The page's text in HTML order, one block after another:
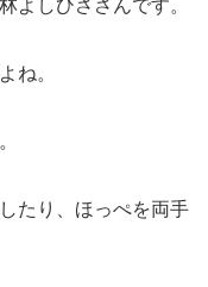
よしひささんです。
ね。
たり、ほっぺを両手